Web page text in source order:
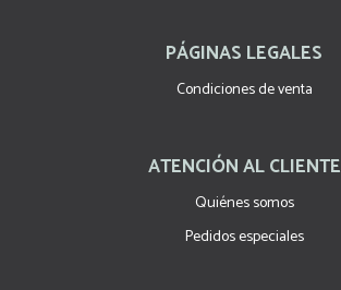
PÁGINAS LEGALES
Condiciones de venta
ATENCIÓN AL CLIENTE
Quiénes somos
Pedidos especiales